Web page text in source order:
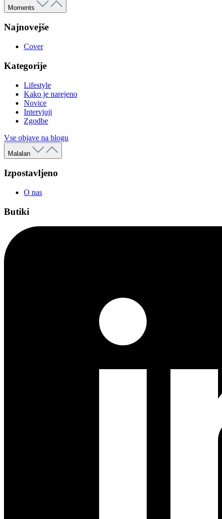
Moments
Najnovejše
Cover
Kategorije
Lifestyle
Kako je narejeno
Novice
Intervjuji
Zgodbe
Vse objave na blogu
Malalan
Izpostavljeno
O nas
Butiki